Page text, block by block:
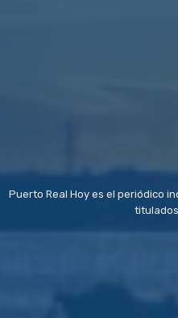
Puerto Real Hoy es el periódico